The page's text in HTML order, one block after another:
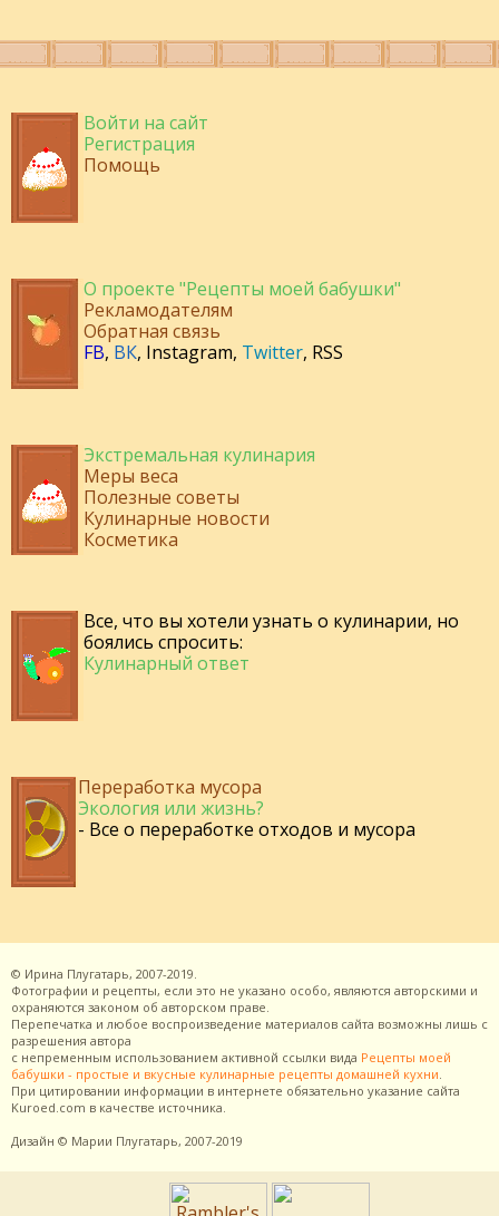
Войти на сайт
Регистрация
Помощь
О проекте "Рецепты моей бабушки"
Рекламодателям
Обратная связь
FB, ВК, Instagram, Twitter, RSS
Экстремальная кулинария
Меры веса
Полезные советы
Кулинарные новости
Косметика
Все, что вы хотели узнать о кулинарии, но
боялись спросить:
Кулинарный ответ
Переработка мусора
Экология или жизнь?
- Все о переработке отходов и мусора
© Ирина Плугатарь, 2007-2019.
Фотографии и рецепты, если это не указано особо, являются авторскими и
охраняются законом об авторском праве.
Перепечатка и любое воспроизведение материалов сайта возможны лишь с
разрешения автора
с непременным использованием активной ссылки вида Рецепты моей
бабушки - простые и вкусные кулинарные рецепты домашней кухни
При цитировании информации в интернете обязательно указание сайта
Kuroed.com в качестве источника.
Дизайн © Марии Плугатарь, 2007-2019